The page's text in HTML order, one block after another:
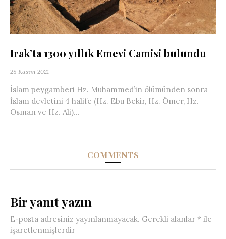
Irak’ta 1300 yıllık Emevi Camisi bulundu
28 Kasım 2021
İslam peygamberi Hz. Muhammed’in ölümünden sonra
İslam devletini 4 halife (Hz. Ebu Bekir, Hz. Ömer, Hz.
Osman ve Hz. Ali)...
COMMENTS
Bir yanıt yazın
E-posta adresiniz yayınlanmayacak. Gerekli alanlar * ile
işaretlenmişlerdir